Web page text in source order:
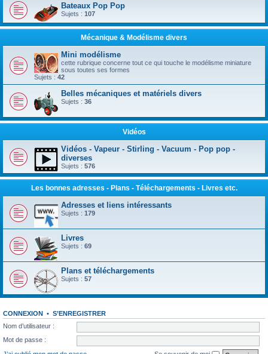
Bateaux Pop Pop
Sujets : 107
Mécanique & Modélisme divers
Mini modélisme
cette rubrique concerne tout ce qui touche le modélisme miniature
sous toutes ses formes
Sujets : 42
Belles mécaniques et matériels divers
Sujets : 36
Vidéos
Vidéos - Vapeur - Stirling - Vacuum - Pop pop -
diverses
Sujets : 576
Les bonnes adresses - Plans - Téléchargements - Livres etc.
Adresses et liens intéressants
Sujets : 179
Livres
Sujets : 69
Plans et téléchargements
Sujets : 57
CONNEXION • S’ENREGISTRER
Nom d’utilisateur :
Mot de passe :